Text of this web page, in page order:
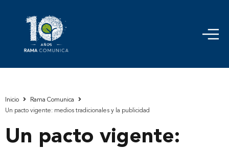
Inicio
Rama Comunica
Un pacto vigente: medios tradicionales y la publicidad
Un pacto vigente: